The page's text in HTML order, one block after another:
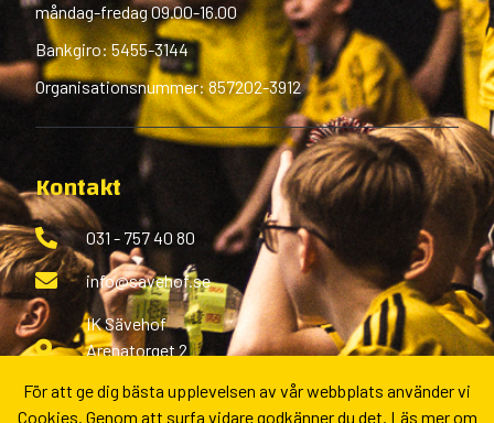
måndag-fredag 09.00-16.00
Bankgiro: 5455-3144
Organisationsnummer: 857202-3912
Kontakt
031 - 757 40 80
info@savehof.se
IK Sävehof
Arenatorget 2
För att ge dig bästa upplevelsen av vår webbplats använder vi
Cookies. Genom att surfa vidare godkänner du det. Läs mer om